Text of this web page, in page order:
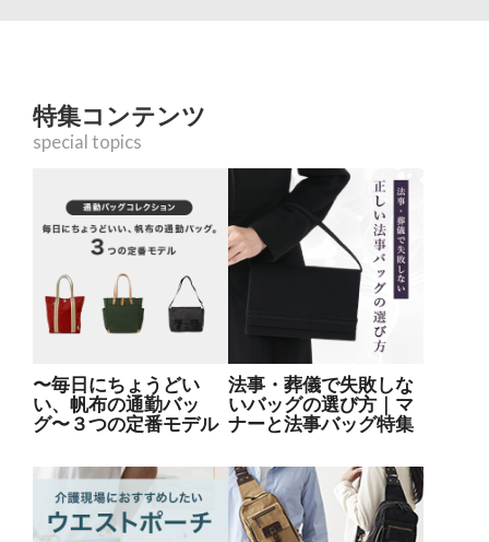
特集コンテンツ
special topics
〜毎日にちょうどい
い、帆布の通勤バッ
グ〜３つの定番モデル
法事・葬儀で失敗しな
いバッグの選び方｜マ
ナーと法事バッグ特集